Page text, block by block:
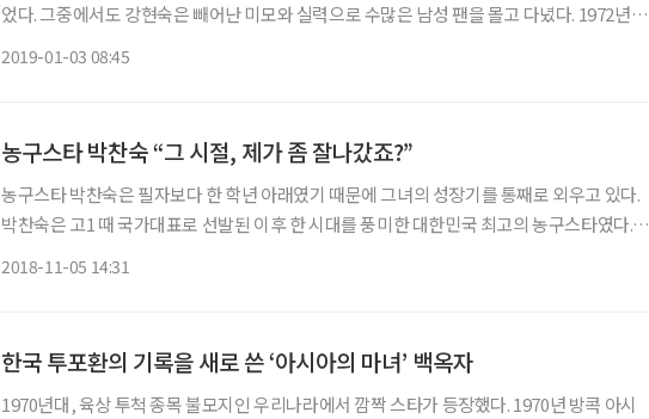
었다. 그중에서도 강현숙은 빼어난 미모와 실력으로 수많은 남성 팬을 몰고 다녔다. 1972년 청
2019-01-03 08:45
농구스타 박찬숙 “그 시절, 제가 좀 잘나갔죠?”
농구스타 박찬숙은 필자보다 한 학년 아래였기 때문에 그녀의 성장기를 통째로 외우고 있다.
박찬숙은 고1 때 국가대표로 선발된 이후 한 시대를 풍미한 대한민국 최고의 농구스타였다.
2018-11-05 14:31
한국 투포환의 기록을 새로 쓴 ‘아시아의 마녀’ 백옥자
1970년대, 육상 투척 종목 불모지인 우리나라에서 깜짝 스타가 등장했다. 1970년 방콕 아시